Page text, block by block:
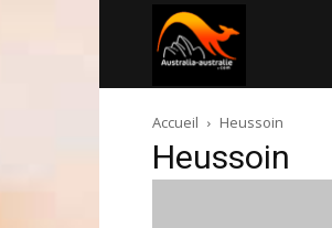
australie.com
Accueil Heussoin
Heussoin